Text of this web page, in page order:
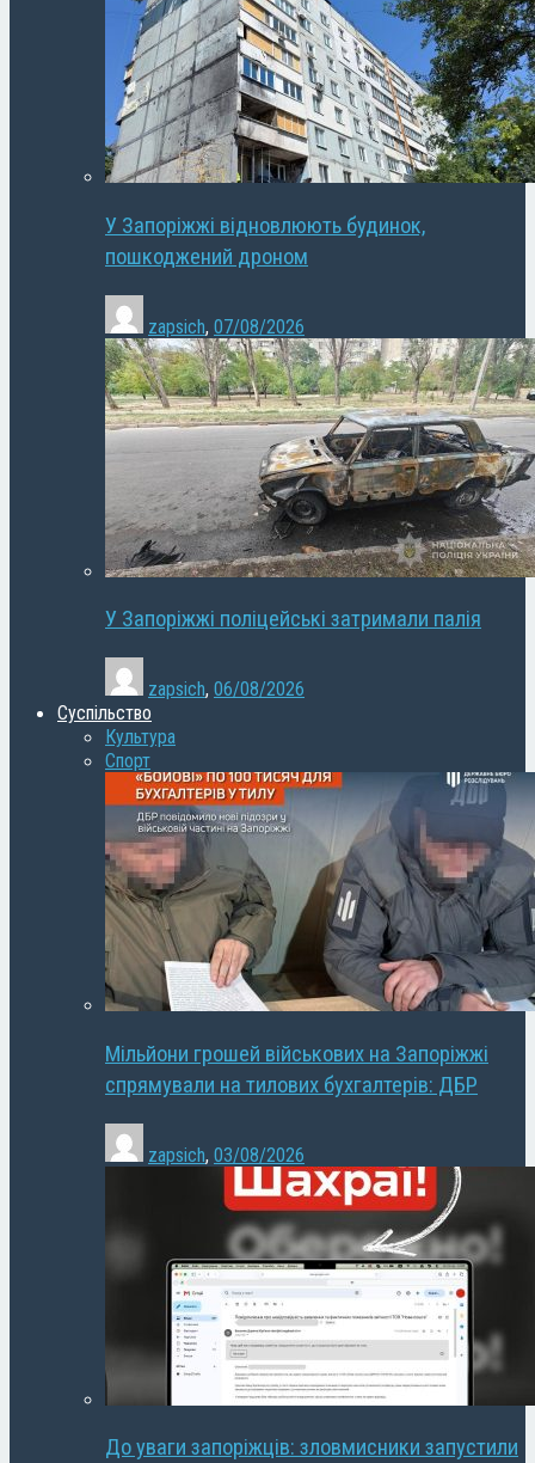
У Запоріжжі відновлюють будинок,
пошкоджений дроном
zapsich, 07/08/2026
У Запоріжжі поліцейські затримали палія
zapsich, 06/08/2026
Суспільство
Культура
Спорт
Мільйони грошей військових на Запоріжжі
спрямували на тилових бухгалтерів: ДБР
zapsich, 03/08/2026
До уваги запоріжців: зловмисники запустили